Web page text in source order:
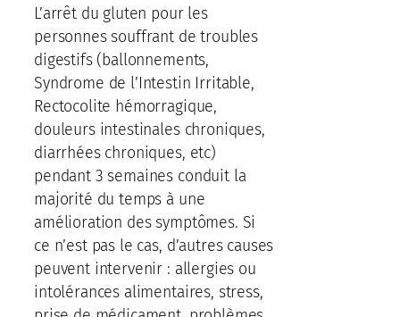
L’arrêt du gluten pour les
personnes souffrant de troubles
digestifs (ballonnements,
Syndrome de l’Intestin Irritable,
Rectocolite hémorragique,
douleurs intestinales chroniques,
diarrhées chroniques, etc)
pendant 3 semaines conduit la
majorité du temps à une
amélioration des symptômes. Si
ce n’est pas le cas, d’autres causes
peuvent intervenir : allergies ou
intolérances alimentaires, stress,